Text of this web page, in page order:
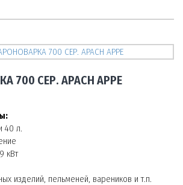
700 СЕР. APACH APPE
40 л.
кВт
изделий, пельменей, вареников и т.п.